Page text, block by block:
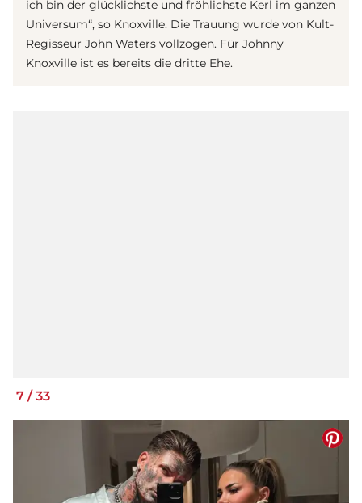
ich bin der glücklichste und fröhlichste Kerl im ganzen
Universum“, so Knoxville. Die Trauung wurde von Kult-
Regisseur John Waters vollzogen. Für Johnny
Knoxville ist es bereits die dritte Ehe.
7 / 33